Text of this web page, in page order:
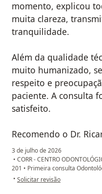
momento, explicou
muita clareza,
tranquilidade.
Além da qualidade
muito humanizado,
respeito e
paciente. A consulta
satisfeito.
Recomendo o Dr.
3 de julho de 2026
• CORR - CENTRO
201 • Primeira consulta
• na opinião do utilizador Gustavo
Solicitar revisão